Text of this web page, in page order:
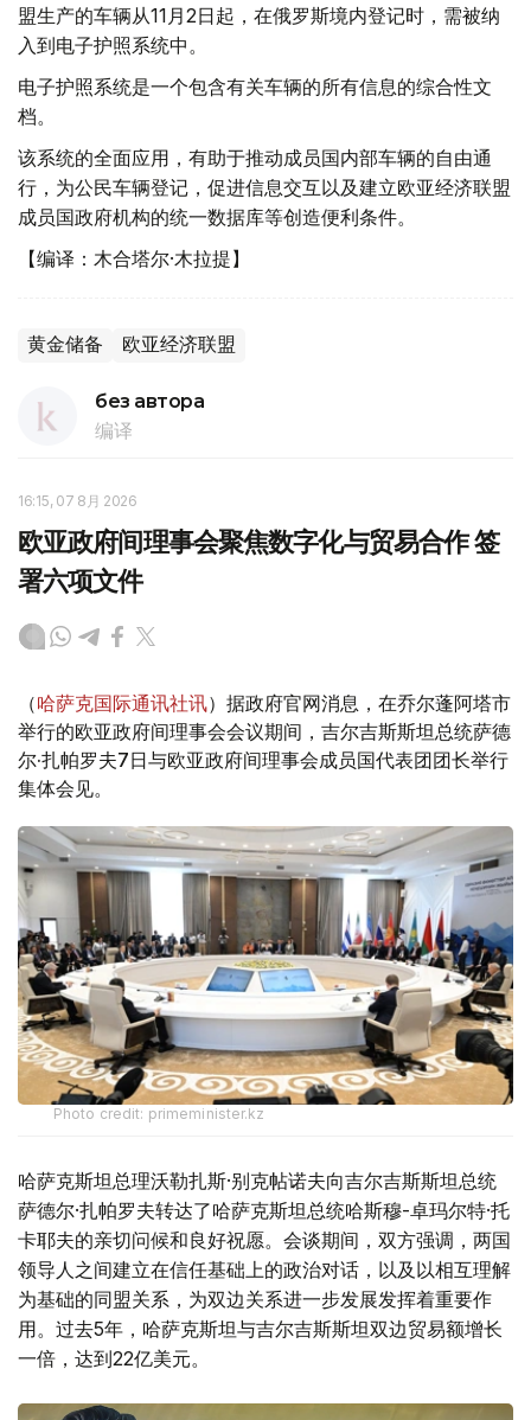
盟生产的车辆从11月2日起，在俄罗斯境内登记时，需被纳
入到电子护照系统中。
电子护照系统是一个包含有关车辆的所有信息的综合性文
档。
该系统的全面应用，有助于推动成员国内部车辆的自由通
行，为公民车辆登记，促进信息交互以及建立欧亚经济联盟
成员国政府机构的统一数据库等创造便利条件。
【编译：木合塔尔·木拉提】
黄金储备 欧亚经济联盟
без автора
编译
16:15, 07 8月 2026
欧亚政府间理事会聚焦数字化与贸易合作 签
署六项文件
（哈萨克国际通讯社讯）据政府官网消息，在乔尔蓬阿塔市
举行的欧亚政府间理事会会议期间，吉尔吉斯斯坦总统萨德
尔·扎帕罗夫7日与欧亚政府间理事会成员国代表团团长举行
集体会见。
Photo credit: primeminister.kz
哈萨克斯坦总理沃勒扎斯·别克帖诺夫向吉尔吉斯斯坦总统
萨德尔·扎帕罗夫转达了哈萨克斯坦总统哈斯穆-卓玛尔特·托
卡耶夫的亲切问候和良好祝愿。会谈期间，双方强调，两国
领导人之间建立在信任基础上的政治对话，以及以相互理解
为基础的同盟关系，为双边关系进一步发展发挥着重要作
用。过去5年，哈萨克斯坦与吉尔吉斯斯坦双边贸易额增长
一倍，达到22亿美元。